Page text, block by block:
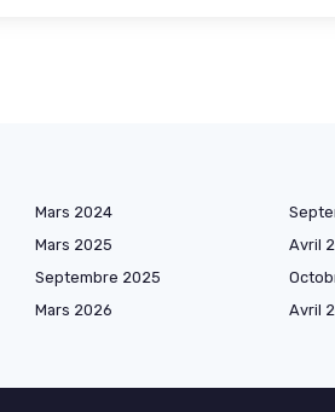
Mars 2024
Mars 2025 Avril
Septembre 2025
Mars 2026 Avril